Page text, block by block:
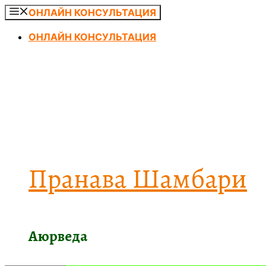
Перейти
содержимому
ОНЛАЙН КОНСУЛЬТАЦИЯ
ОНЛАЙН КОНСУЛЬТАЦИЯ
Пранава Шамбари
Аюрведа